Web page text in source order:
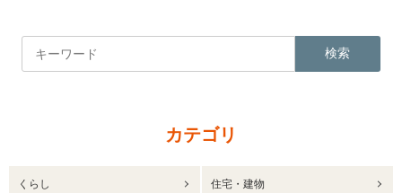
検索
カテゴリ
くらし 住宅・建物